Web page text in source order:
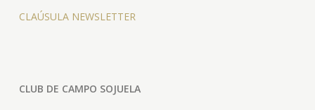
CLAÚSULA NEWSLETTER
CLUB DE CAMPO SOJUELA